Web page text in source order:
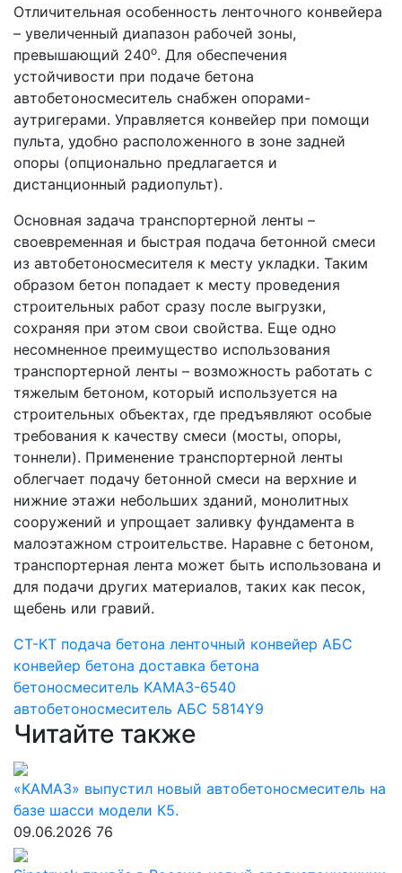
Отличительная особенность ленточного конвейера
– увеличенный диапазон рабочей зоны,
превышающий 240о. Для обеспечения
устойчивости при подаче бетона
автобетоносмеситель снабжен опорами-
аутригерами. Управляется конвейер при помощи
пульта, удобно расположенного в зоне задней
опоры (опционально предлагается и
дистанционный радиопульт).
Основная задача транспортерной ленты –
своевременная и быстрая подача бетонной смеси
из автобетоносмесителя к месту укладки. Таким
образом бетон попадает к месту проведения
строительных работ сразу после выгрузки,
сохраняя при этом свои свойства. Еще одно
несомненное преимущество использования
транспортерной ленты – возможность работать с
тяжелым бетоном, который используется на
строительных объектах, где предъявляют особые
требования к качеству смеси (мосты, опоры,
тоннели). Применение транспортерной ленты
облегчает подачу бетонной смеси на верхние и
нижние этажи небольших зданий, монолитных
сооружений и упрощает заливку фундамента в
малоэтажном строительстве. Наравне с бетоном,
транспортерная лента может быть использована и
для подачи других материалов, таких как песок,
щебень или гравий.
СТ-КТ подача бетона ленточный конвейер АБС
конвейер бетона доставка бетона
бетоносмеситель KAMAЗ-6540
автобетоносмеситель АБС 5814Y9
Читайте также
«КАМАЗ» выпустил новый автобетоносмеситель на
базе шасси модели К5.
09.06.2026 76